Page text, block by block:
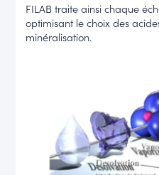
FILAB traite ainsi chaque
optimisant le choix des
minéralisation.